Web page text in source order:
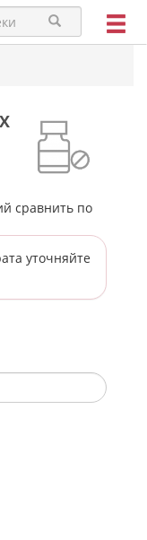
сравнить по
уточняйте